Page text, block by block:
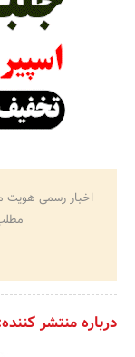
اخبار رسمی هویت
درباره منتشر